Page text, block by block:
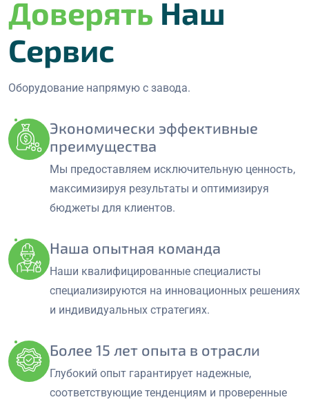
Доверять Наш
Сервис
Оборудование напрямую с завода.
Экономически эффективные
преимущества
Мы предоставляем исключительную ценность,
максимизируя результаты и оптимизируя
бюджеты для клиентов.
Наша опытная команда
Наши квалифицированные специалисты
специализируются на инновационных решениях
и индивидуальных стратегиях.
Более 15 лет опыта в отрасли
Глубокий опыт гарантирует надежные,
соответствующие тенденциям и проверенные